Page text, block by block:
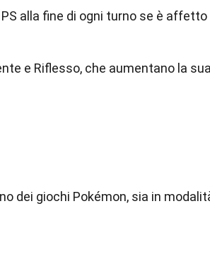
alla fine di ogni turno se è affetto
e Riflesso, che aumentano la
dei giochi Pokémon, sia in